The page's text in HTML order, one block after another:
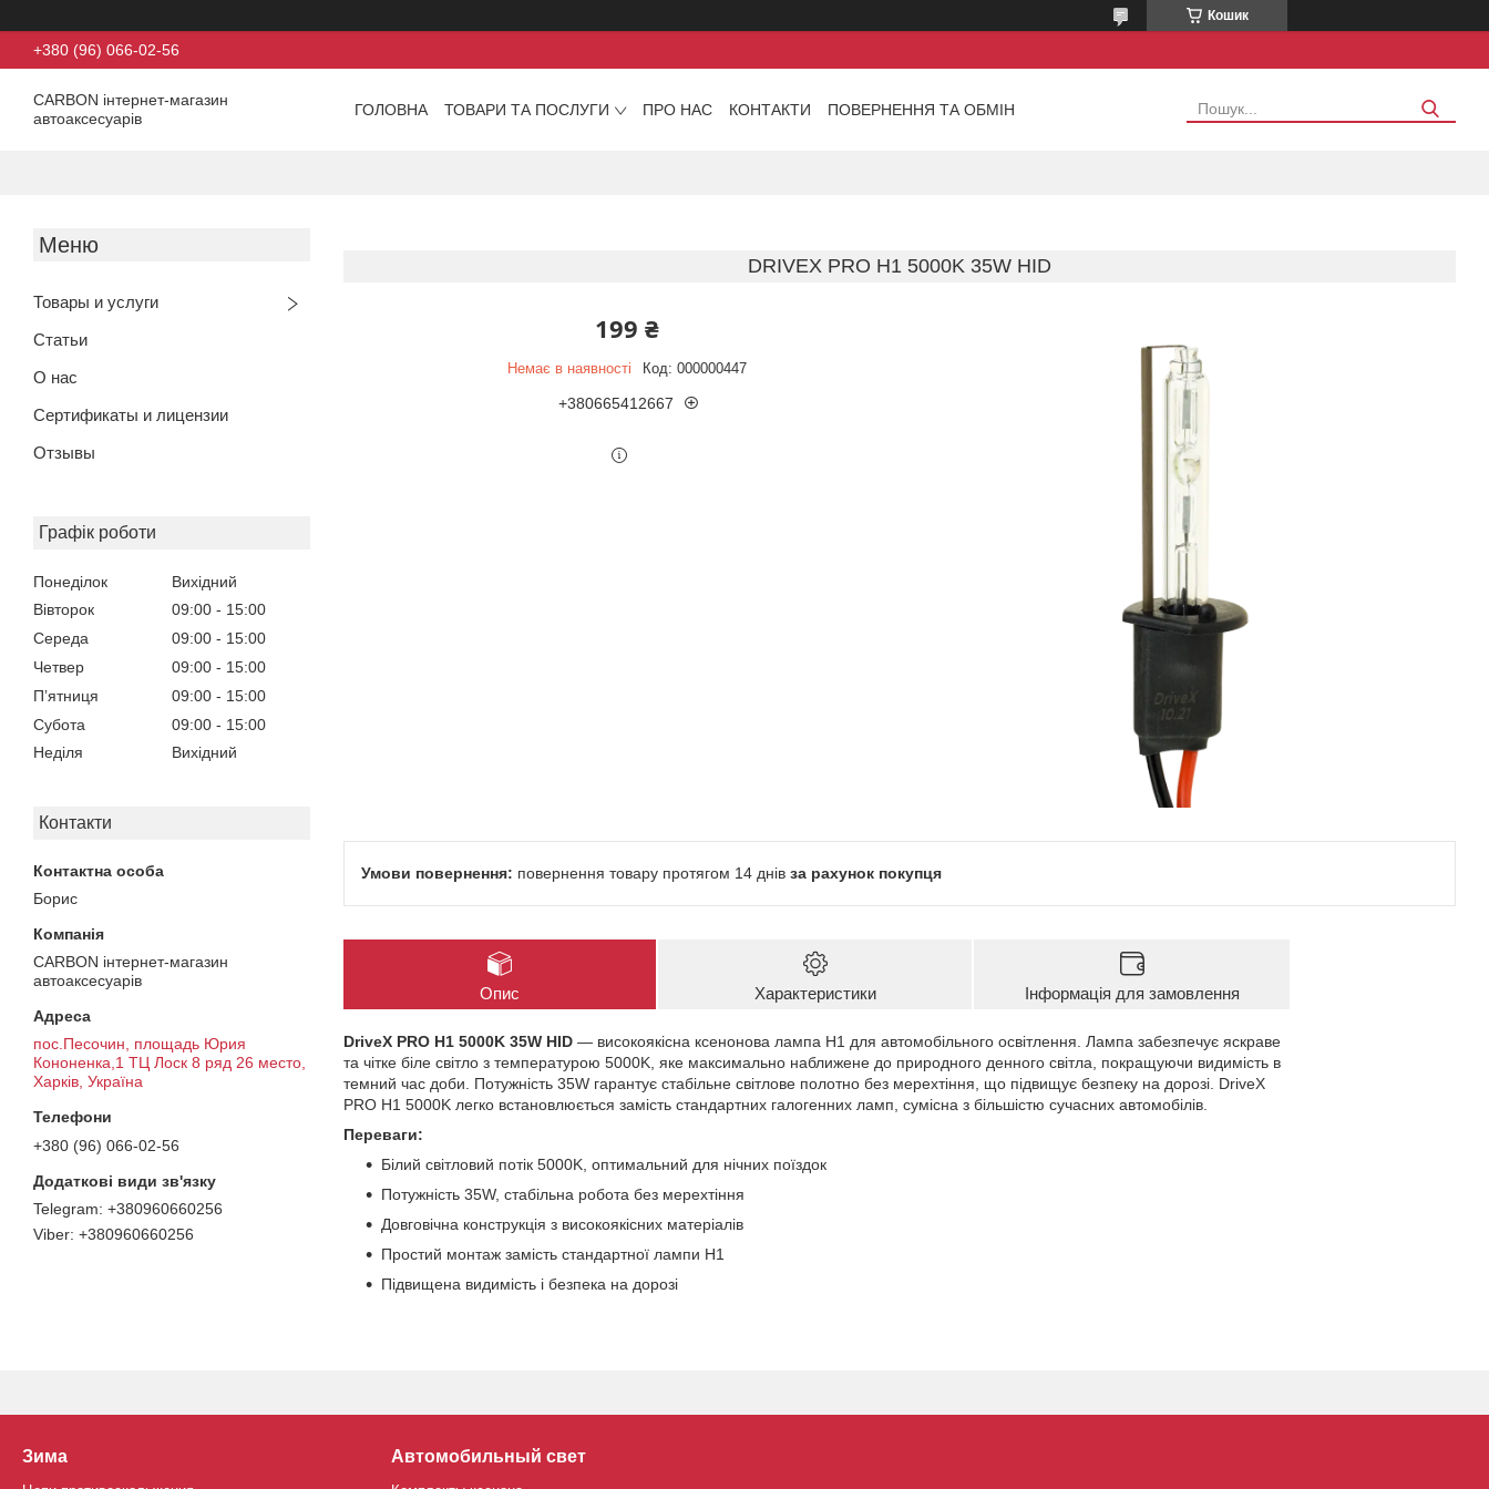
Кошик
+380 (96) 066-02-56
CARBON інтернет-магазин
автоаксесуарів
ГОЛОВНА ТОВАРИ ТА ПОСЛУГИ ПРО НАС КОНТАКТИ ПОВЕРНЕННЯ ТА ОБМІН
Товары и услуги
Статьи
О нас
Сертификаты и лицензии
Отзывы
Графік роботи
Понеділок
Вихідний
Вівторок
09:00
15:00
Середа
09:00
15:00
Четвер
09:00
15:00
Пʼятниця
09:00
15:00
Субота
09:00
15:00
Неділя
Вихідний
Контакти
Борис
CARBON інтернет-магазин
автоаксесуарів
пос.Песочин, площадь Юрия
Кононенка,1 ТЦ Лоск 8 ряд 26 место,
Харків, Україна
+380 (96) 066-02-56
+380960660256
+380960660256
DRIVEX PRO H1 5000K 35W HID
199 ₴
Немає в наявності Код: 000000447
+380665412667
повернення товару протягом 14 днів за рахунок покупця
Опис Характеристики Інформація для замовлення
DriveX PRO H1 5000K 35W HID — високоякісна ксенонова лампа H1 для автомобільного освітлення. Лампа забезпечує яскраве
та чітке біле світло з температурою 5000K, яке максимально наближене до природного денного світла, покращуючи видимість в
темний час доби. Потужність 35W гарантує стабільне світлове полотно без мерехтіння, що підвищує безпеку на дорозі. DriveX
PRO H1 5000K легко встановлюється замість стандартних галогенних ламп, сумісна з більшістю сучасних автомобілів.
Переваги:
Білий світловий потік 5000K, оптимальний для нічних поїздок
Потужність 35W, стабільна робота без мерехтіння
Довговічна конструкція з високоякісних матеріалів
Простий монтаж замість стандартної лампи H1
Підвищена видимість і безпека на дорозі
Зима Автомобильный свет